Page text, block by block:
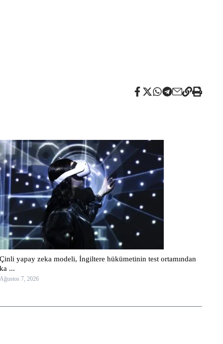
Çinli yapay zeka modeli, İngiltere hükümetinin test ortamından
ka ...
Ağustos 7, 2026